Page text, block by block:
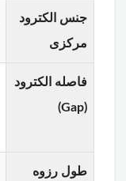
جنس الکترود
مرکزی
فاصله الکترود
(Gap)
طول رزوه